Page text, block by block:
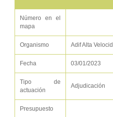
Número en el
mapa
Organismo Adif Alta
Fecha 03/01/2023
Tipo de
actuación
Adjudicación
Presupuesto